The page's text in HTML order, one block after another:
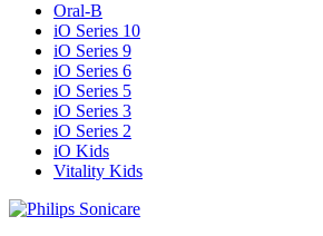
Oral-B
iO Series 10
iO Series 9
iO Series 6
iO Series 5
iO Series 3
iO Series 2
iO Kids
Vitality Kids